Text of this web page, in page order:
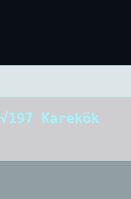
Karekök